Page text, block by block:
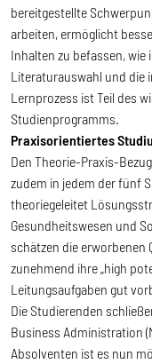
bereitgestellte
arbeiten, ermöglicht
Inhalten zu befassen,
Literaturauswahl und die
Lernprozess ist Teil des
Studienprogramms.
Praxisorientiertes
Den Theorie-Praxis-
zudem in jedem der fünf
theoriegeleitet
Gesundheitswesen und
schätzen die erworbenen
zunehmend ihre „high
Leitungsaufgaben gut
Die Studierenden
Business Administration
Absolventen ist es nun